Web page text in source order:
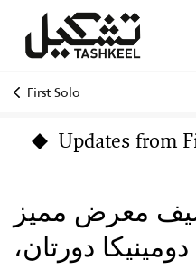
First Solo
Updates from
معرض مميز
دومينيكا دورتان،